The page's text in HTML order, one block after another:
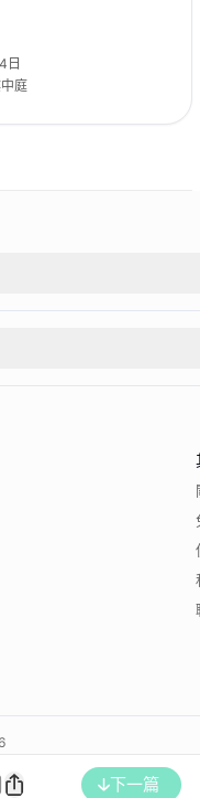
日
庭
下一篇